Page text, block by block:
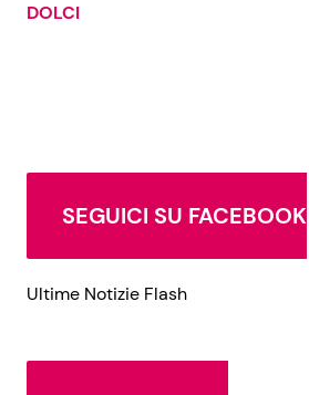
DOLCI
SEGUICI SU FACEBOOK
Ultime Notizie Flash